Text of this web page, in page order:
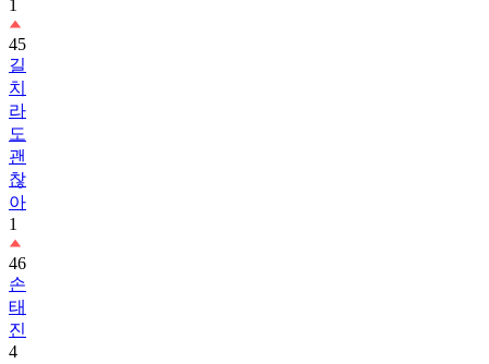
1
45
길
치
라
도
괜
찮
아
1
46
손
태
진
4